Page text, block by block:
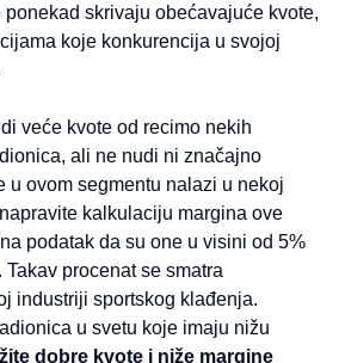
skrivaju obećavajuće kvote,
koje konkurencija u svojoj
veće kvote od recimo nekih
ali ne nudi ni značajno
u ovom segmentu nalazi u nekoj
kalkulaciju margina ove
podatak da su one u visini od 5%
procenat se smatra
industriji sportskog klađenja.
u svetu koje imaju nižu
dobre kvote i niže margine